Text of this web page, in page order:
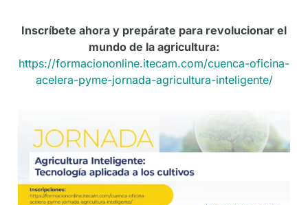
Inscríbete ahora y prepárate para revolucionar el
mundo de la agricultura:
https://formaciononline.itecam.com/cuenca-oficina-
acelera-pyme-jornada-agricultura-inteligente/